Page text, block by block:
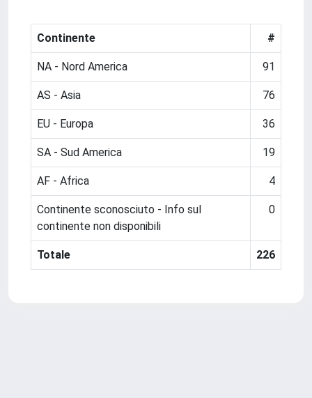
Continente #
NA - Nord America 91
AS - Asia 76
EU - Europa 36
SA - Sud America 19
AF - Africa 4
Continente sconosciuto - Info sul
continente non disponibili
0
Totale 226